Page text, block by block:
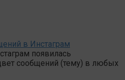
в Инстаграм
появилась
сообщений (тему) в любых